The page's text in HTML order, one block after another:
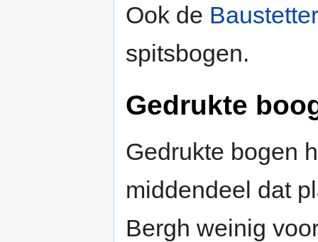
Ook de
spitsbogen.
Gedrukte
Gedrukte bogen
middendeel dat
Bergh weinig